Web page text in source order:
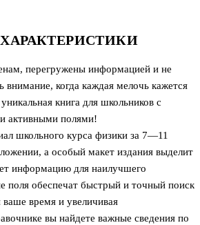
перегружены информацией и не
внимание, когда каждая мелочь кажется
книга для школьников с
активными полями!
школьного курса физики за 7—11
а особый макет издания выделит
информацию для наилучшего
поля обеспечат быстрый и точный поиск
время и увеличивая
вы найдете важные сведения по